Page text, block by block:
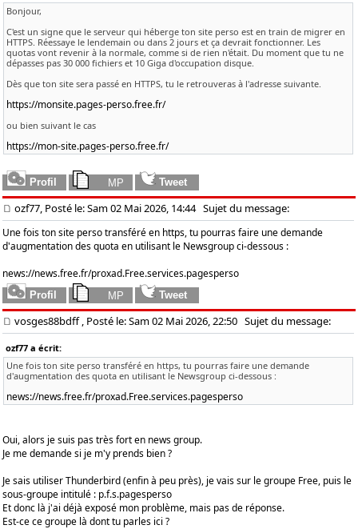
Bonjour,
C'est un signe que le serveur qui héberge ton site perso est en train de migrer en
HTTPS. Réessaye le lendemain ou dans 2 jours et ça devrait fonctionner. Les
quotas vont revenir à la normale, comme si de rien n'était. Du moment que tu ne
dépasses pas 30 000 fichiers et 10 Giga d'occupation disque.
Dès que ton site sera passé en HTTPS, tu le retrouveras à l'adresse suivante.
https://monsite.pages-perso.free.fr/
ou bien suivant le cas
https://mon-site.pages-perso.free.fr/
ozf77, Posté le: Sam 02 Mai 2026, 14:44Sujet du message:
Une fois ton site perso transféré en https, tu pourras faire une demande
d'augmentation des quota en utilisant le Newsgroup ci-dessous :
news://news.free.fr/proxad.Free.services.pagesperso
vosges88bdff, Posté le: Sam 02 Mai 2026, 22:50 Sujet du message:
ozf77 a écrit:
Une fois ton site perso transféré en https, tu pourras faire une demande
d'augmentation des quota en utilisant le Newsgroup ci-dessous :
news://news.free.fr/proxad.Free.services.pagesperso
Oui, alors je suis pas très fort en news group.
Je me demande si je m'y prends bien ?
Je sais utiliser Thunderbird (enfin à peu près), je vais sur le groupe Free, puis le
sous-groupe intitulé : p.f.s.pagesperso
Et donc là j'ai déjà exposé mon problème, mais pas de réponse.
Est-ce ce groupe là dont tu parles ici ?